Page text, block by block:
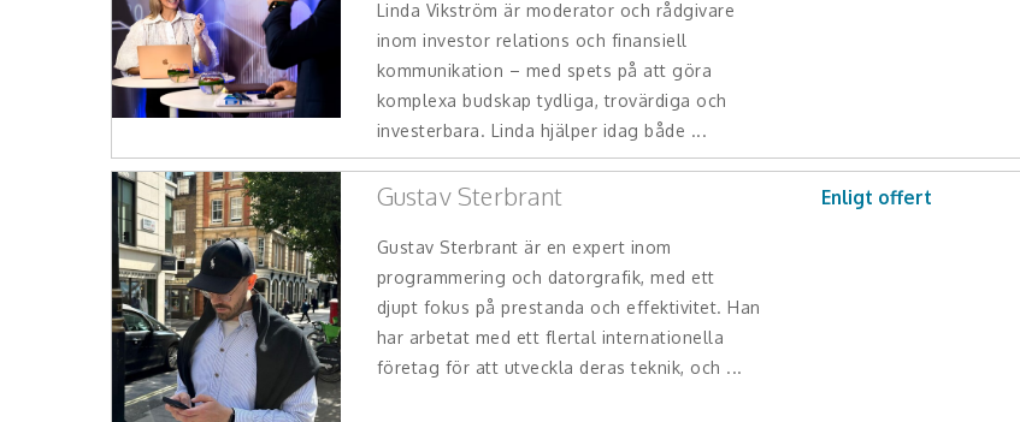
Linda Vikström är moderator och rådgivare
inom investor relations och finansiell
kommunikation – med spets på att göra
komplexa budskap tydliga, trovärdiga och
investerbara. Linda hjälper idag både ...
Gustav Sterbrant
Gustav Sterbrant är en expert inom
programmering och datorgrafik, med ett
djupt fokus på prestanda och effektivitet. Han
har arbetat med ett flertal internationella
företag för att utveckla deras teknik, och ...
Enligt offert